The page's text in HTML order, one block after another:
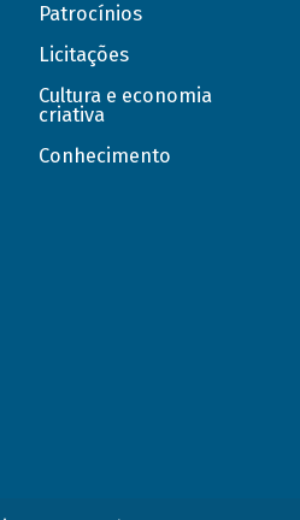
Patrocínios
Licitações
Cultura e economia
criativa
Conhecimento